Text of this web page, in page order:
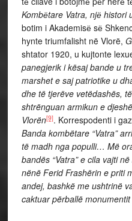
Kombёtare Vatra, njё histori
botim i Akademisё sё
hynte triumfalisht në Vlorë,
shtator 1920, u kujtonte
panegjerik i kësaj bande u
marshet e saj patriotike u
dhe të tjerëve vetëdashës,
shtrënguan armikun e
Vlorën[9]. Korrespodenti i
Banda kombëtare “Vatra”
të madh nga populli… Më
bandës “Vatra” e cila vajti
nënë Ferid Frashërin e priti
andej, bashkë me ushtrinë
caktuar përballë